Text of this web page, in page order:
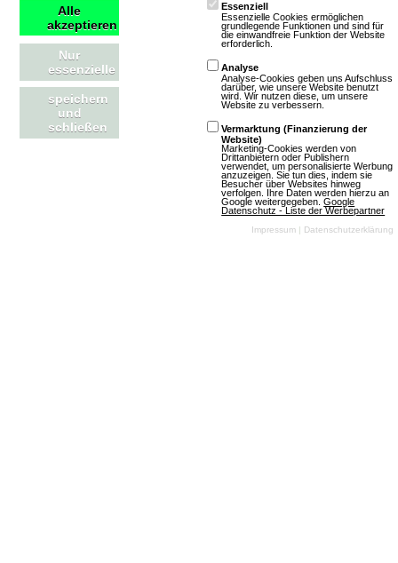
Millionen Spieler
geknackt hat.
Artikel lesen
3 Millionen registrierte Spieler im
Browsergame My Free Zoo
Alle
akzeptieren
Nur
essenzielle
speichern
und
schließen
Essenziell
Essenzielle Cookies ermöglichen
grundlegende Funktionen und sind für
die einwandfreie Funktion der Website
erforderlich.
Analyse
Analyse-Cookies geben uns Aufschluss
darüber, wie unsere Website benutzt
wird. Wir nutzen diese, um unsere
Website zu verbessern.
Vermarktung (Finanzierung der
Website)
Marketing-Cookies werden von
Drittanbietern oder Publishern
verwendet, um personalisierte Werbung
anzuzeigen. Sie tun dies, indem sie
Besucher über Websites hinweg
verfolgen. Ihre Daten werden hierzu an
Google weitergegeben.Google
Datenschutz - Liste der Werbepartner
Impressum | Datenschutzerklärung